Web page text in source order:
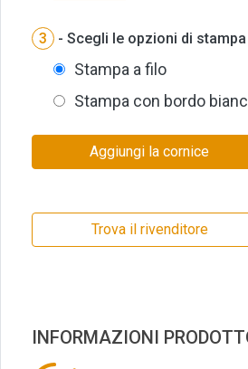
3 - Scegli le opzioni di stampa
Stampa a filo
Stampa con bordo
Aggiungi la cornice
Trova il rivenditore
INFORMAZIONI